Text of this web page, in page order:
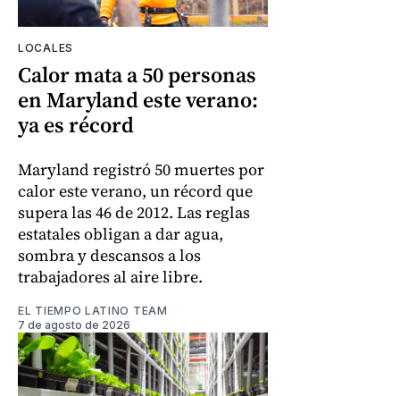
LOCALES
Calor mata a 50 personas
en Maryland este verano:
ya es récord
Maryland registró 50 muertes por
calor este verano, un récord que
supera las 46 de 2012. Las reglas
estatales obligan a dar agua,
sombra y descansos a los
trabajadores al aire libre.
EL TIEMPO LATINO TEAM
7 de agosto de 2026